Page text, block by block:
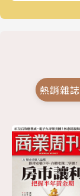
熱銷雜誌